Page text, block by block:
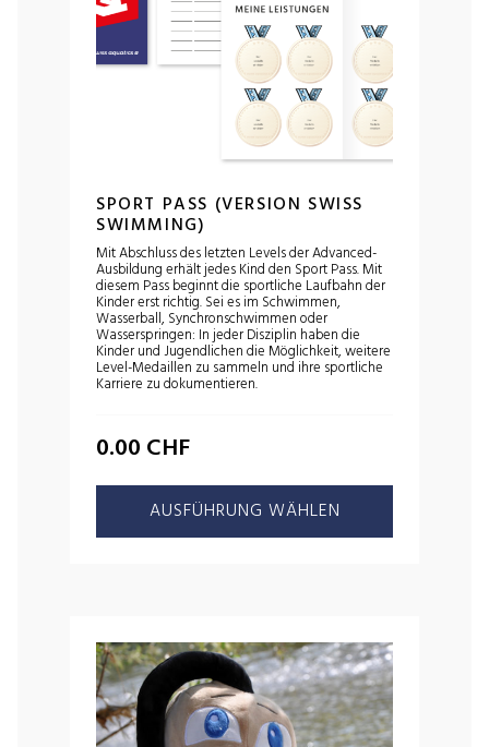
SPORT PASS (VERSION SWISS
SWIMMING)
Mit Abschluss des letzten Levels der Advanced-
Ausbildung erhält jedes Kind den Sport Pass. Mit
diesem Pass beginnt die sportliche Laufbahn der
Kinder erst richtig. Sei es im Schwimmen,
Wasserball, Synchronschwimmen oder
Wasserspringen: In jeder Disziplin haben die
Kinder und Jugendlichen die Möglichkeit, weitere
Level-Medaillen zu sammeln und ihre sportliche
Karriere zu dokumentieren.
0.00 CHF
AUSFÜHRUNG WÄHLEN